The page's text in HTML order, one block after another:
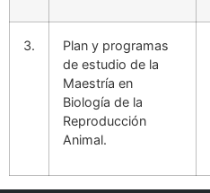
3.
Plan y programas
de estudio de la
Maestría en
Biología de la
Reproducción
Animal.